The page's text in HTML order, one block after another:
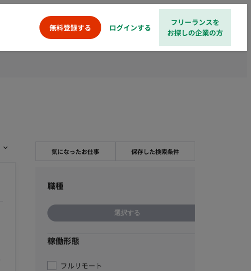
無料登録する ログインする
フリーランスを
お探しの企業の方
気になったお仕事 保存した検索条件
職種
選択する
稼働形態
フルリモート